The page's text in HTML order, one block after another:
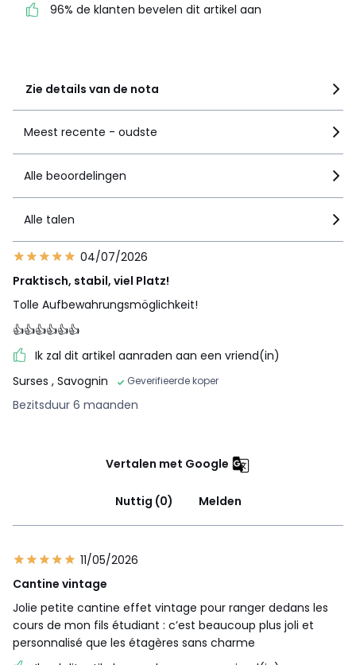
3 10
Zie details van de nota
96% de klanten bevelen dit artikel aan
Meest recente - oudste
Alle beoordelingen
Alle talen
04/07/2026
Praktisch, stabil, viel Platz!
Tolle Aufbewahrungsmöglichkeit!
👍👍👍👍👍👍
Ik zal dit artikel aanraden aan een vriend(in)
Surses , Savognin Geverifieerde koper
Bezitsduur 6 maanden
Vertalen met Google
Nuttig (0) Melden
11/05/2026
Cantine vintage
Jolie petite cantine effet vintage pour ranger dedans les
cours de mon fils étudiant : c’est beaucoup plus joli et
personnalisé que les étagères sans charme